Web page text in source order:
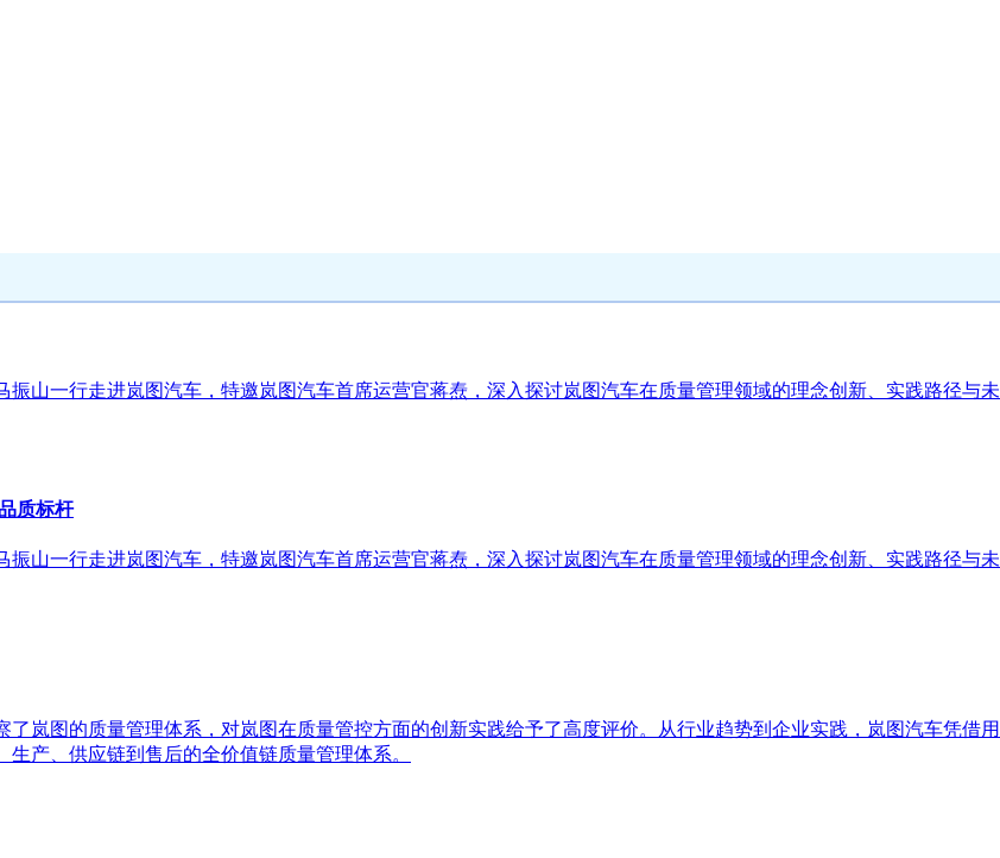
山一行走进岚图汽车，特邀岚图汽车首席运营官蒋焘，深入探讨岚图汽车在质量管理领域的理念创新、实践路径与未
质标杆
山一行走进岚图汽车，特邀岚图汽车首席运营官蒋焘，深入探讨岚图汽车在质量管理领域的理念创新、实践路径与未
岚图的质量管理体系，对岚图在质量管控方面的创新实践给予了高度评价。从行业趋势到企业实践，岚图汽车凭借用
产、供应链到售后的全价值链质量管理体系。